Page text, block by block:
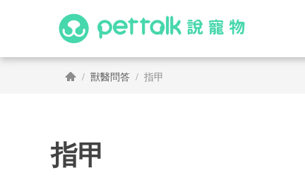
獸醫問答 指甲
指甲